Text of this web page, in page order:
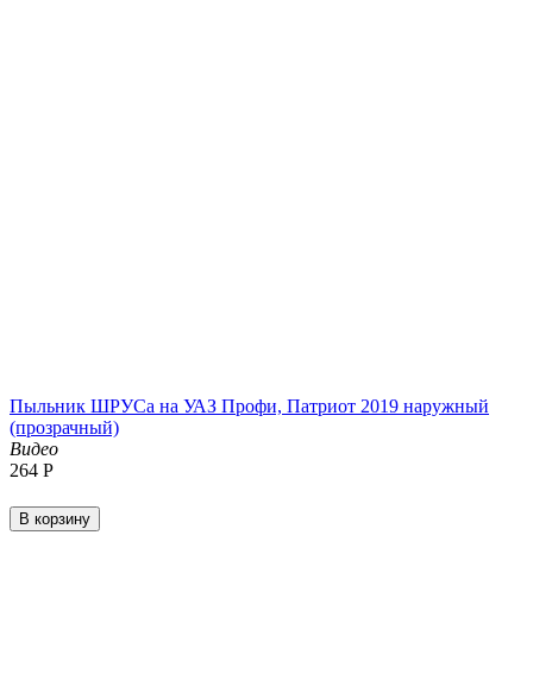
Пыльник ШРУСа на УАЗ Профи, Патриот 2019 наружный
(прозрачный)
Видео
‍264‍ Р
В корзину